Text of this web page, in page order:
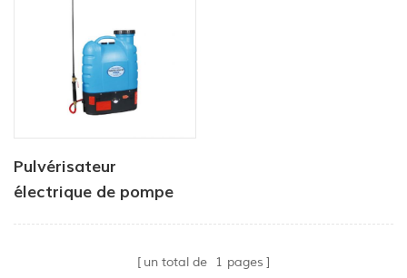
Pulvérisateur
électrique de pompe
pulvérisateur de un total de 1 pages